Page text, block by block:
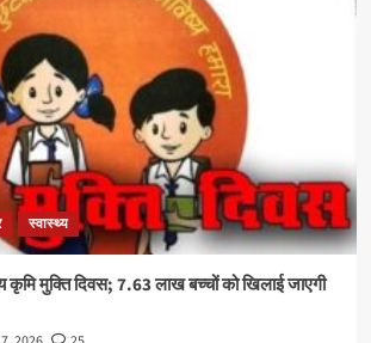
स्वास्थ्य
कृमि मुक्ति दिवस; 7.63 लाख बच्चों को खिलाई जाएगी